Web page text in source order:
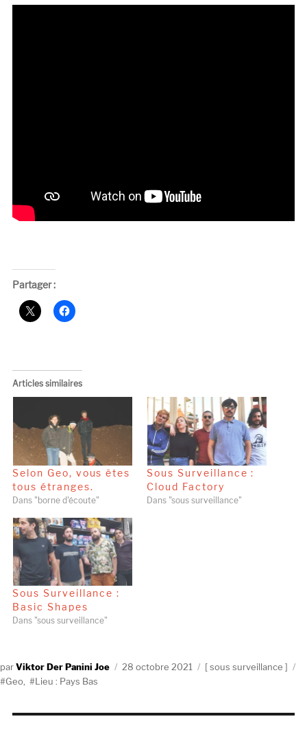
Partager :
Articles similaires
Selon Geo, vous êtes
tous étranges.
Dans "borne d'écoute"
Sous Surveillance :
Cloud Factory
Dans "sous surveillance"
Sous Surveillance :
Basic Shapes
Dans "sous surveillance"
AuteurViktor Der Panini Joe
Publié
28 octobre 2021 Catégories
sous surveillance
Geo, Lieu : Pays Bas